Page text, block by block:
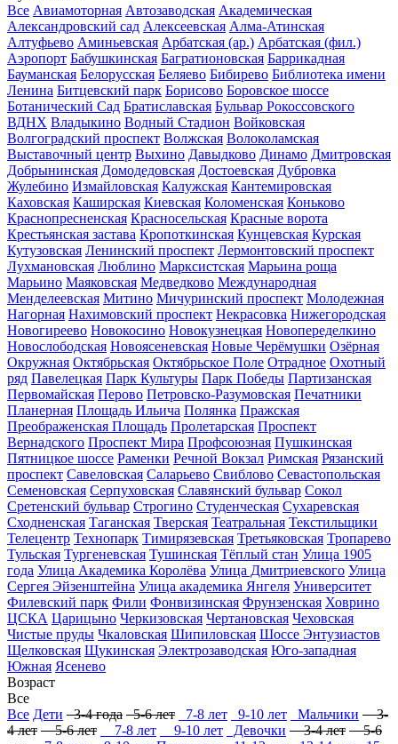
Все Авиамоторная Автозаводская Академическая
Александровский сад Алексеевская Алма-Атинская
Алтуфьево Аминьевская Арбатская (ар.) Арбатская (фил.)
Аэропорт Бабушкинская Багратионовская Баррикадная
Бауманская Белорусская Беляево Бибирево Библиотека имени
Ленина Битцевский парк Борисово Боровское шоссе
Ботанический Сад Братиславская Бульвар Рокоссовского
ВДНХ Владыкино Водный Стадион Войковская
Волгоградский проспект Волжская Волоколамская
Выставочный центр Выхино Давыдково Динамо Дмитровская
Добрынинская Домодедовская Достоевская Дубровка
Жулебино Измайловская Калужская Кантемировская
Каховская Каширская Киевская Коломенская Коньково
Краснопресненская Красносельская Красные ворота
Крестьянская застава Кропоткинская Кунцевская Курская
Кутузовская Ленинский проспект Лермонтовский проспект
Лухмановская Люблино Марксистская Марьина роща
Марьино Маяковская Медведково Международная
Менделеевская Митино Мичуринский проспект Молодежная
Нагорная Нахимовский проспект Некрасовка Нижегородская
Новогиреево Новокосино Новокузнецкая Новопеределкино
Новослободская Новоясеневская Новые Черёмушки Озёрная
Окружная Октябрьская Октябрьское Поле Отрадное Охотный
ряд Павелецкая Парк Культуры Парк Победы Партизанская
Первомайская Перово Петровско-Разумовская Печатники
Планерная Площадь Ильича Полянка Пражская
Преображенская Площадь Пролетарская Проспект
Вернадского Проспект Мира Профсоюзная Пушкинская
Пятницкое шоссе Раменки Речной Вокзал Римская Рязанский
проспект Савеловская Саларьево Свиблово Севастопольская
Семеновская Серпуховская Славянский бульвар Сокол
Сретенский бульвар Строгино Студенческая Сухаревская
Сходненская Таганская Тверская Театральная Текстильщики
Телецентр Технопарк Тимирязевская Третьяковская Тропарево
Тульская Тургеневская Тушинская Тёплый стан Улица 1905
года Улица Академика Королёва Улица Дмитриевского Улица
Сергея Эйзенштейна Улица академика Янгеля Университет
Филевский парк Фили Фонвизинская Фрунзенская Ховрино
ЦСКА Царицыно Черкизовская Чертановская Чеховская
Чистые пруды Чкаловская Шипиловская Шоссе Энтузиастов
Щелковская Щукинская Электрозаводская Юго-западная
Южная Ясенево
Возраст
Все
Все Дети 3-4 года 5-6 лет 7-8 лет 9-10 лет Мальчики 3-
4 лет 5-6 лет 7-8 лет 9-10 лет Девочки 3-4 лет 5-6